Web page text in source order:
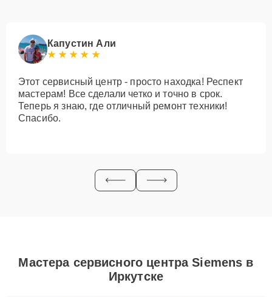
Капустин Али
Этот сервисный центр - просто находка! Респект
мастерам! Все сделали четко и точно в срок.
Теперь я знаю, где отличный ремонт техники!
Спасибо.
Мастера сервисного центра Siemens в
Иркутске